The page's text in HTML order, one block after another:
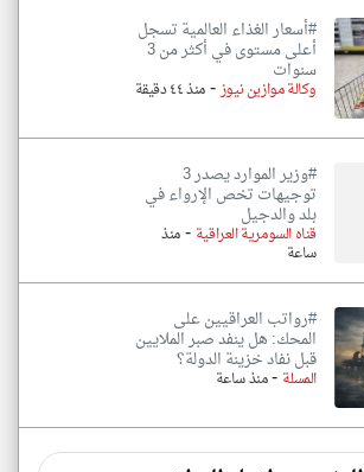
#أسعار الغذاء العالمية تسجل
أعلى مستوى في أكثر من 3
سنوات
وكالة موازين نيوز-منذ ٤٤ دقيقة
#وزير الموارد يصدر 3
توجيهات تخص الإرواء في
بلد والدجيل
قناه السومرية العراقية -منذ
ساعة
#رواتب العراقيين على
المحك: هل ينفد صبر الملايين
قبل نفاد خزينة الدولة؟
المسلة -منذ ساعة